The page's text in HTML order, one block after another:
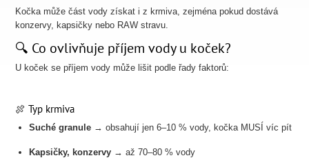
Kočka může část vody získat i z krmiva, zejména pokud dostává
konzervy, kapsičky nebo RAW stravu.
🔍 Co ovlivňuje příjem vody u koček?
U koček se příjem vody může lišit podle řady faktorů:
🍖 Typ krmiva
Suché granule → obsahují jen 6–10 % vody, kočka MUSÍ víc pít
Kapsičky, konzervy → až 70–80 % vody